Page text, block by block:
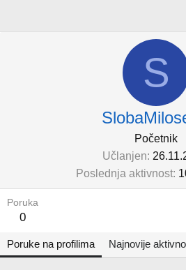
S
Početnik
Učlanjen
Poslednja aktivnost
Poruka
0
Poruke na profilima Najnovije